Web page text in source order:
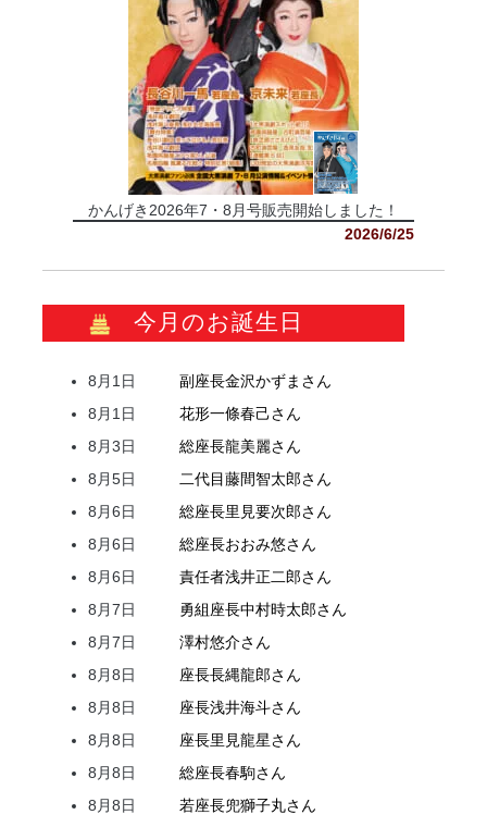
かんげき2026年7・8月号販売開始しました！
2026/6/25
今月のお誕生日
8月1日 副座長金沢かずま さん
8月1日
花形一條春己さん
8月3日
総座長龍美麗さん
8月5日
二代目藤間智太郎さん
8月6日
総座長里見要次郎さん
8月6日
総座長おおみ悠さん
8月6日
責任者浅井正二郎さん
8月7日
勇組座長中村時太郎さん
8月7日
澤村悠介さん
8月8日
座長長縄龍郎さん
8月8日
座長浅井海斗さん
8月8日
座長里見龍星さん
8月8日
総座長春駒さん
8月8日
若座長兜獅子丸さん